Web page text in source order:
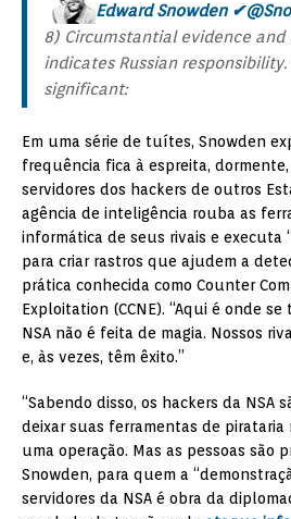
Edward Snowden ✔
8) Circumstantial evidence
indicates Russian responsibility.
significant:
Em uma série de tuítes, Snowden
frequência fica à espreita,
servidores dos hackers de outros
agência de inteligência rouba as
informática de seus rivais e executa
para criar rastros que ajudem a
prática conhecida como Counter
Exploitation (CCNE). “Aqui é onde
NSA não é feita de magia. Nossos
e, às vezes, têm êxito.”
“Sabendo disso, os hackers da NSA
deixar suas ferramentas de pirataria
uma operação. Mas as pessoas são
Snowden, para quem a
servidores da NSA é obra da